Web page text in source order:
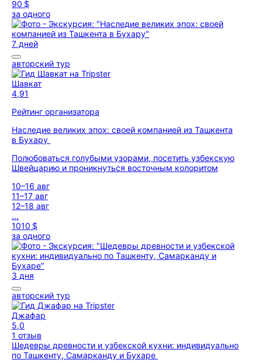
90 $
за одного
7 дней
авторский тур
Шавкат
4,91
Рейтинг организатора
Наследие великих эпох: своей компанией из Ташкента
в Бухару
Полюбоваться голубыми узорами, посетить узбекскую
Швейцарию и проникнуться восточным колоритом
10–16 авг
11–17 авг
12–18 авг
...
1010 $
за одного
3 дня
авторский тур
Джафар
5,0
1 отзыв
Шедевры древности и узбекской кухни: индивидуально
по Ташкенту, Самарканду и Бухаре